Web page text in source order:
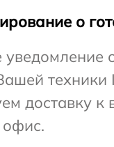
о
уведомление
техники
доставку к